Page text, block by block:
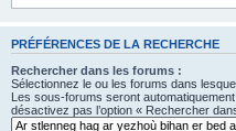
PRÉFÉRENCES DE LA RECHERCHE
Rechercher dans les forums :
Sélectionnez le ou les forums dans
Les sous-forums seront
désactivez pas l’option « Rechercher